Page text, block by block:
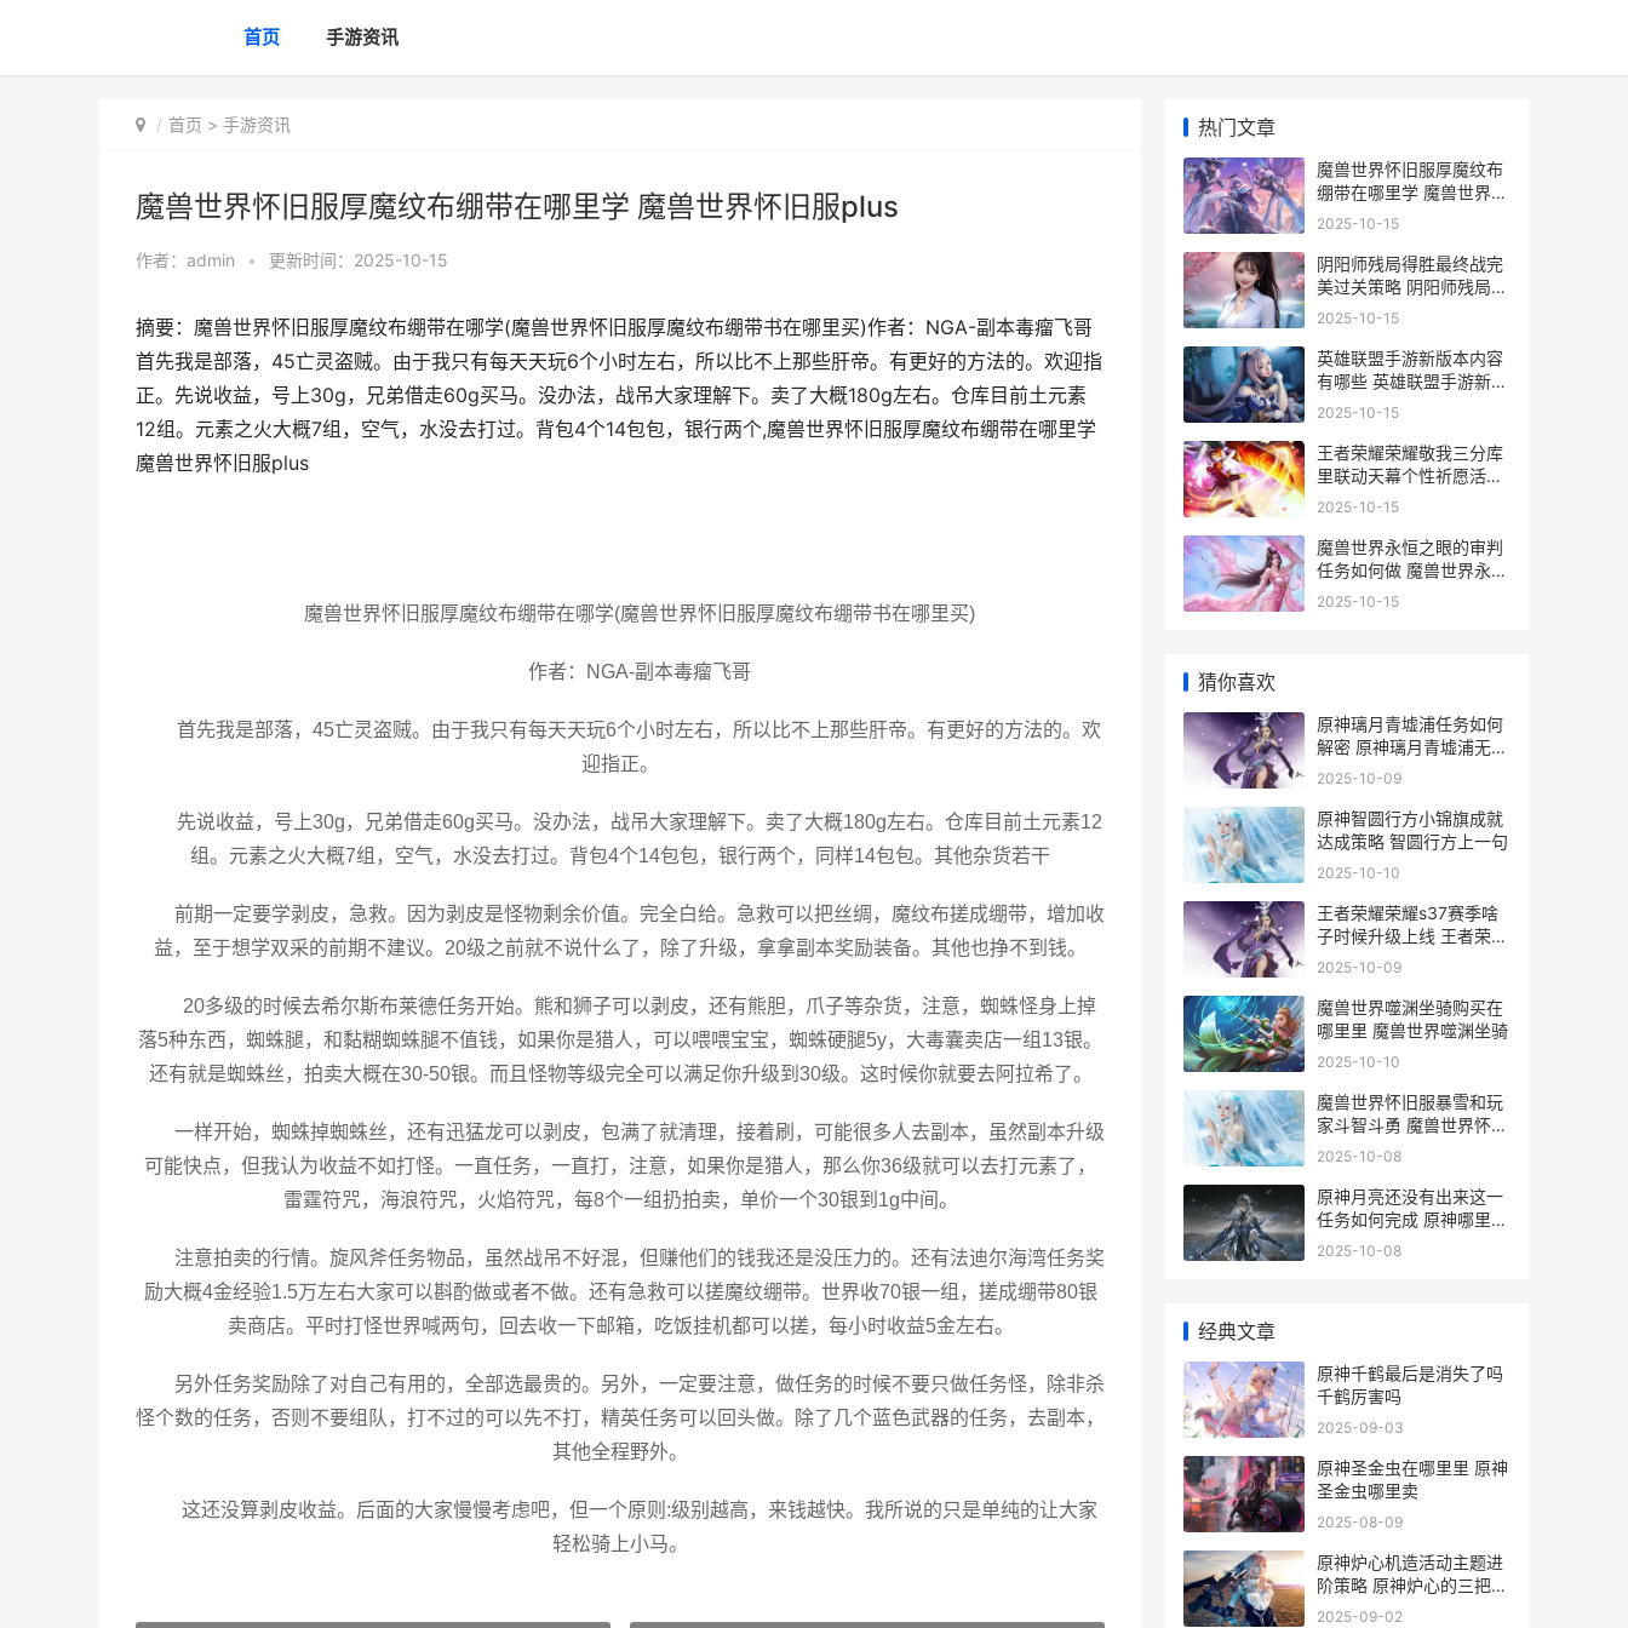
首页 手游资讯
首页 > 手游资讯
魔兽世界怀旧服厚魔纹布绷带在哪里学 魔兽世界怀旧服plus
作者： admin • 更新时间：2025-10-15
摘要：魔兽世界怀旧服厚魔纹布绷带在哪学(魔兽世界怀旧服厚魔纹布绷带书在哪里买)作者：NGA-副本毒瘤飞哥
首先我是部落，45亡灵盗贼。由于我只有每天天玩6个小时左右，所以比不上那些肝帝。有更好的方法的。欢迎指
正。先说收益，号上30g，兄弟借走60g买马。没办法，战吊大家理解下。卖了大概180g左右。仓库目前土元素
12组。元素之火大概7组，空气，水没去打过。背包4个14包包，银行两个,魔兽世界怀旧服厚魔纹布绷带在哪里学
魔兽世界怀旧服plus
魔兽世界怀旧服厚魔纹布绷带在哪学(魔兽世界怀旧服厚魔纹布绷带书在哪里买)
作者：NGA-副本毒瘤飞哥
首先我是部落，45亡灵盗贼。由于我只有每天天玩6个小时左右，所以比不上那些肝帝。有更好的方法的。欢
迎指正。
先说收益，号上30g，兄弟借走60g买马。没办法，战吊大家理解下。卖了大概180g左右。仓库目前土元素12
组。元素之火大概7组，空气，水没去打过。背包4个14包包，银行两个，同样14包包。其他杂货若干
前期一定要学剥皮，急救。因为剥皮是怪物剩余价值。完全白给。急救可以把丝绸，魔纹布搓成绷带，增加收
益，至于想学双采的前期不建议。20级之前就不说什么了，除了升级，拿拿副本奖励装备。其他也挣不到钱。
20多级的时候去希尔斯布莱德任务开始。熊和狮子可以剥皮，还有熊胆，爪子等杂货，注意，蜘蛛怪身上掉
落5种东西，蜘蛛腿，和黏糊蜘蛛腿不值钱，如果你是猎人，可以喂喂宝宝，蜘蛛硬腿5y，大毒囊卖店一组13银。
还有就是蜘蛛丝，拍卖大概在30-50银。而且怪物等级完全可以满足你升级到30级。这时候你就要去阿拉希了。
一样开始，蜘蛛掉蜘蛛丝，还有迅猛龙可以剥皮，包满了就清理，接着刷，可能很多人去副本，虽然副本升级
可能快点，但我认为收益不如打怪。一直任务，一直打，注意，如果你是猎人，那么你36级就可以去打元素了，
雷霆符咒，海浪符咒，火焰符咒，每8个一组扔拍卖，单价一个30银到1g中间。
注意拍卖的行情。旋风斧任务物品，虽然战吊不好混，但赚他们的钱我还是没压力的。还有法迪尔海湾任务奖
励大概4金经验1.5万左右大家可以斟酌做或者不做。还有急救可以搓魔纹绷带。世界收70银一组，搓成绷带80银
卖商店。平时打怪世界喊两句，回去收一下邮箱，吃饭挂机都可以搓，每小时收益5金左右。
另外任务奖励除了对自己有用的，全部选最贵的。另外，一定要注意，做任务的时候不要只做任务怪，除非杀
怪个数的任务，否则不要组队，打不过的可以先不打，精英任务可以回头做。除了几个蓝色武器的任务，去副本，
其他全程野外。
这还没算剥皮收益。后面的大家慢慢考虑吧，但一个原则:级别越高，来钱越快。我所说的只是单纯的让大家
轻松骑上小马。
热门文章
魔兽世界怀旧服厚魔纹布
绷带在哪里学 魔兽世界怀
旧服plus
2025-10-15
阴阳师残局得胜最终战完
美过关策略 阴阳师残局得
胜在哪
2025-10-15
英雄联盟手游新版本内容
有哪些 英雄联盟手游新版
本内容介绍
2025-10-15
王者荣耀荣耀敬我三分库
里联动天幕个性祈愿活动
主题模式策略 wangzhe
2025-10-15
魔兽世界永恒之眼的审判
任务如何做 魔兽世界永恒
之水哪里刷
2025-10-15
猜你喜欢
原神璃月青墟浦任务如何
解密 原神璃月青墟浦无名
宝藏位置
2025-10-09
原神智圆行方小锦旗成就
达成策略 智圆行方上一句
2025-10-10
王者荣耀荣耀s37赛季啥
子时候升级上线 王者荣耀
荣耀之章
2025-10-09
魔兽世界噬渊坐骑购买在
哪里里 魔兽世界噬渊坐骑
2025-10-10
魔兽世界怀旧服暴雪和玩
家斗智斗勇 魔兽世界怀旧
服巫妖王之怒
2025-10-08
原神月亮还没有出来这一
任务如何完成 原神哪里有
月亮
2025-10-08
经典文章
原神千鹤最后是消失了吗
千鹤厉害吗
2025-09-03
原神圣金虫在哪里里 原神
圣金虫哪里卖
2025-08-09
原神炉心机造活动主题进
阶策略 原神炉心的三把钥
匙
2025-09-02